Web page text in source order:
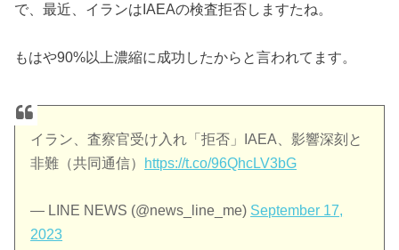
で、最近、イランはIAEAの検査拒否しますたね。
もはや90%以上濃縮に成功したからと言われてます。
イラン、査察官受け入れ「拒否」IAEA、影響深刻と
非難（共同通信）
https://t.co/96QhcLV3bG
— LINE NEWS (@news_line_me) September 17,
2023